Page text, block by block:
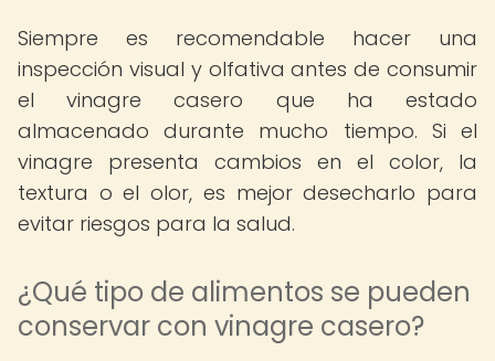
Siempre es recomendable hacer una
inspección visual y olfativa antes de consumir
el vinagre casero que ha estado
almacenado durante mucho tiempo. Si el
vinagre presenta cambios en el color, la
textura o el olor, es mejor desecharlo para
evitar riesgos para la salud.
¿Qué tipo de alimentos se pueden
conservar con vinagre casero?